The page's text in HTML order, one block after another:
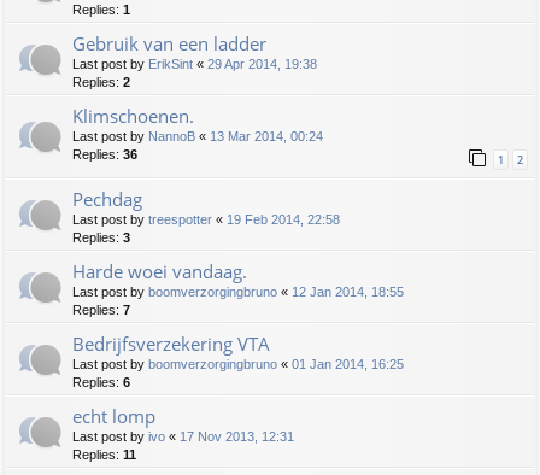
Replies: 1
Gebruik van een ladder
Last post by ErikSint « 29 Apr 2014, 19:38
Replies: 2
Klimschoenen.
Last post by NannoB « 13 Mar 2014, 00:24
Replies: 36 1 2
Pechdag
Last post by treespotter « 19 Feb 2014, 22:58
Replies: 3
Harde woei vandaag.
Last post by boomverzorgingbruno « 12 Jan 2014, 18:55
Replies: 7
Bedrijfsverzekering VTA
Last post by boomverzorgingbruno « 01 Jan 2014, 16:25
Replies: 6
echt lomp
Last post by ivo « 17 Nov 2013, 12:31
Replies: 11